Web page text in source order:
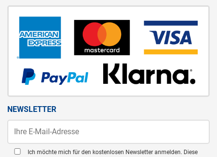
NEWSLETTER
Ich möchte mich für den kostenlosen Newsletter anmelden. Diese